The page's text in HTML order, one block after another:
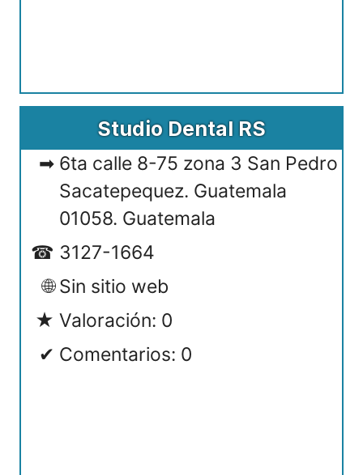
Studio Dental RS
6ta calle 8-75 zona 3 San Pedro
Sacatepequez. Guatemala
01058. Guatemala
3127-1664
Sin sitio web
Valoración: 0
Comentarios: 0